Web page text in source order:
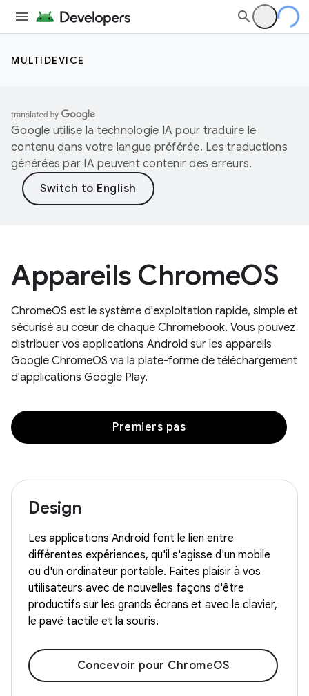
MULTIDEVICE
Google utilise la technologie IA pour traduire le
contenu dans votre langue préférée. Les traductions
générées par IA peuvent contenir des erreurs.
Appareils ChromeOS
ChromeOS est le système d'exploitation rapide, simple et
sécurisé au cœur de chaque Chromebook. Vous pouvez
distribuer vos applications Android sur les appareils
Google ChromeOS via la plate-forme de téléchargement
d'applications Google Play.
Premiers pas
Design
Les applications Android font le lien entre
différentes expériences, qu'il s'agisse d'un mobile
ou d'un ordinateur portable. Faites plaisir à vos
utilisateurs avec de nouvelles façons d'être
productifs sur les grands écrans et avec le clavier,
le pavé tactile et la souris.
Concevoir pour ChromeOS